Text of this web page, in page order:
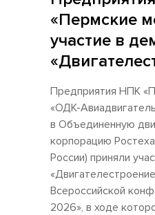
«Пермские
участие в
Предприятия НПК
«ОДК-
в Объединенную
корпорацию
России) приняли
Всероссийской
2026», в ходе